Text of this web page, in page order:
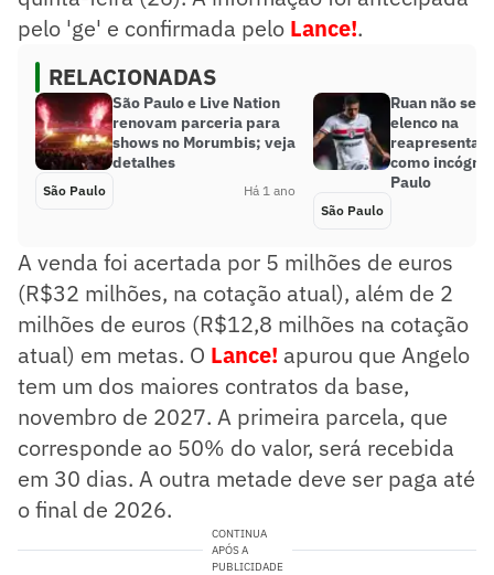
pelo 'ge' e confirmada pelo Lance!.
RELACIONADAS
São Paulo e Live Nation
renovam parceria para
shows no Morumbis; veja
detalhes
São Paulo Há 1 ano
Ruan não se
elenco na
como
Paulo
São Paulo
A venda foi acertada por 5 milhões de euros
(R$32 milhões, na cotação atual), além de 2
milhões de euros (R$12,8 milhões na cotação
atual) em metas. O Lance! apurou que Angelo
tem um dos maiores contratos da base,
novembro de 2027. A primeira parcela, que
corresponde ao 50% do valor, será recebida
em 30 dias. A outra metade deve ser paga até
o final de 2026.
CONTINUA
APÓS A
PUBLICIDADE